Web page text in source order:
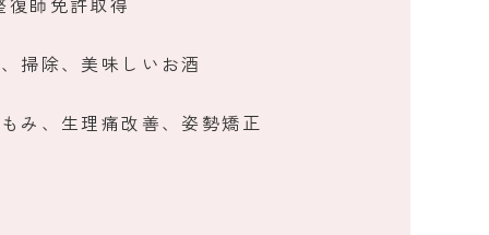
掃除、美味しいお酒
み、生理痛改善、姿勢矯正